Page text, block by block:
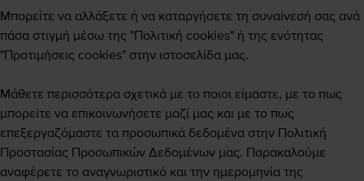
Μπορείτε να αλλάξετε ή να καταργήσετε τη συναίνεσή σας ανά
πάσα στιγμή μέσω της "Πολιτική cookies" ή της ενότητας
"Προτιμήσεις cookies" στην ιστοσελίδα μας.
Μάθετε περισσότερα σχετικά με το ποιοι είμαστε, με το πως
μπορείτε να επικοινωνήσετε μαζί μας και με το πως
επεξεργαζόμαστε τα προσωπικά δεδομένα στην Πολιτική
Προστασίας Προσωπικών Δεδομένων μας. Παρακαλούμε
αναφέρετε το αναγνωριστικό και την ημερομηνία της